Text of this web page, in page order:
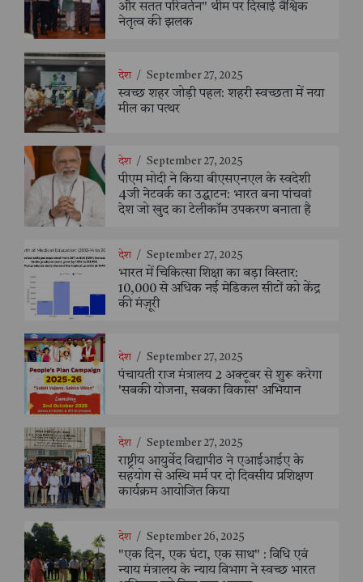
और सतत परिवर्तन" थीम पर दिखाई वैश्विक
नेतृत्व की झलक
देश / September 27, 2025
स्वच्छ शहर जोड़ी पहल: शहरी स्वच्छता में नया
मील का पत्थर
देश / September 27, 2025
पीएम मोदी ने किया बीएसएनएल के स्वदेशी
4जी नेटवर्क का उद्घाटन: भारत बना पांचवां
देश जो खुद का टेलीकॉम उपकरण बनाता है
देश / September 27, 2025
भारत में चिकित्सा शिक्षा का बड़ा विस्तार:
10,000 से अधिक नई मेडिकल सीटों को केंद्र
की मंज़ूरी
देश / September 27, 2025
पंचायती राज मंत्रालय 2 अक्टूबर से शुरू करेगा
'सबकी योजना, सबका विकास' अभियान
देश / September 27, 2025
राष्ट्रीय आयुर्वेद विद्यापीठ ने एआईआईए के
सहयोग से अस्थि मर्म पर दो दिवसीय प्रशिक्षण
कार्यक्रम आयोजित किया
देश / September 26, 2025
"एक दिन, एक घंटा, एक साथ" : विधि एवं
न्याय मंत्रालय के न्याय विभाग ने स्वच्छ भारत